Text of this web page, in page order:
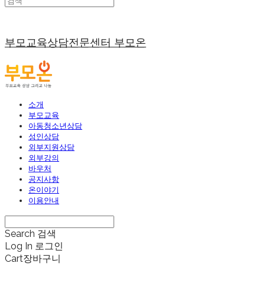
부모교육상담전문센터 부모온
소개
부모교육
아동청소년상담
성인상담
외부지원상담
외부강의
바우처
공지사항
온이야기
이용안내
Search 검색
Log In 로그인
Cart장바구니